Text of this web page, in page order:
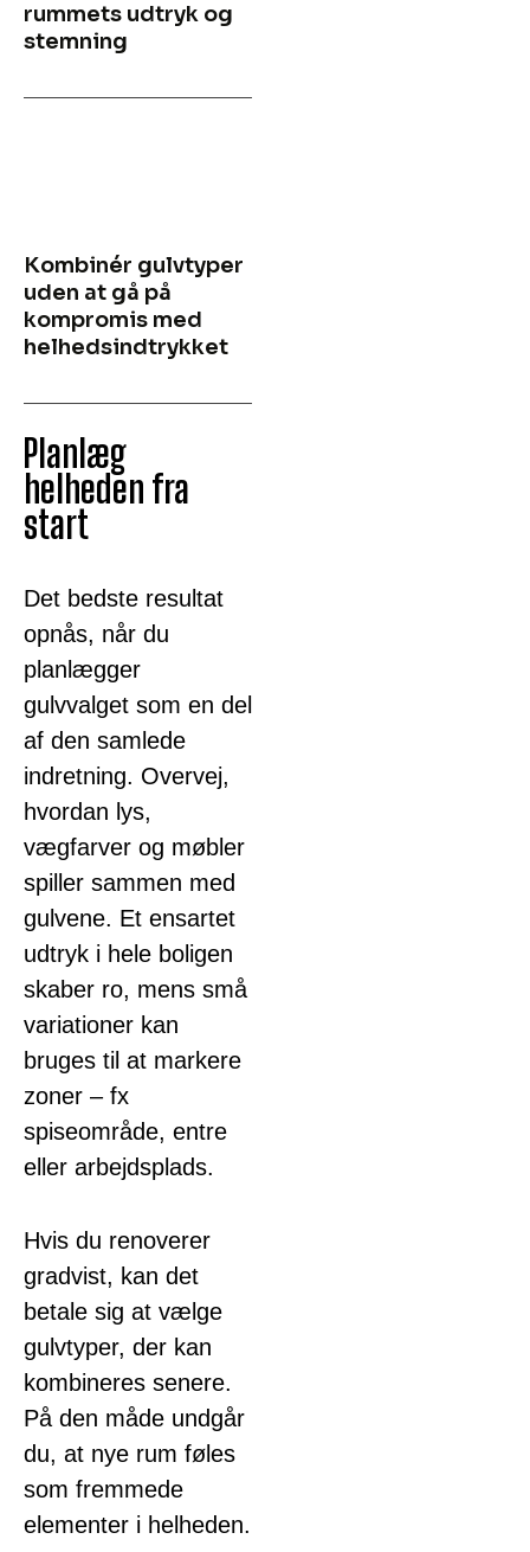
rummets udtryk og
stemning
Kombinér gulvtyper
uden at gå på
kompromis med
helhedsindtrykket
Planlæg
helheden fra
start
Det bedste resultat
opnås, når du
planlægger
gulvvalget som en del
af den samlede
indretning. Overvej,
hvordan lys,
vægfarver og møbler
spiller sammen med
gulvene. Et ensartet
udtryk i hele boligen
skaber ro, mens små
variationer kan
bruges til at markere
zoner – fx
spiseområde, entre
eller arbejdsplads.
Hvis du renoverer
gradvist, kan det
betale sig at vælge
gulvtyper, der kan
kombineres senere.
På den måde undgår
du, at nye rum føles
som fremmede
elementer i helheden.